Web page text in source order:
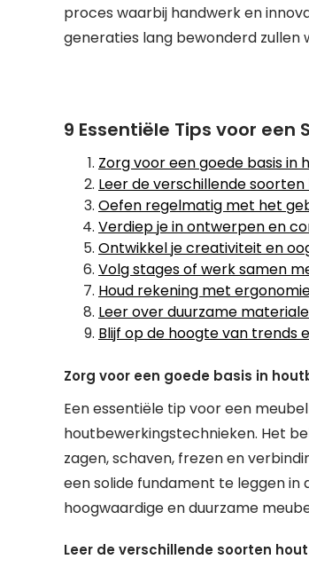
proces waarbij handwerk en
generaties lang bewonderd zullen
9 Essentiële Tips voor
Zorg voor een goede basis in
Leer de verschillende
Oefen regelmatig met het
Verdiep je in ontwerpen en
Ontwikkel je creativiteit en
Volg stages of werk samen
Houd rekening met
Leer over duurzame
Blijf op de hoogte van trends
Zorg voor een goede basis in
Een essentiële tip voor een
houtbewerkingstechnieken. Het
zagen, schaven, frezen en
een solide fundament te leggen in
hoogwaardige en duurzame
Leer de verschillende soorten